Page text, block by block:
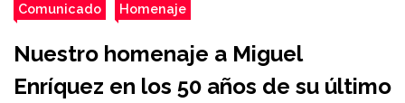
Comunicado Homenaje
Nuestro homenaje a Miguel
Enríquez en los 50 años de su último